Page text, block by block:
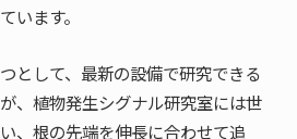
います。
として、最新の設備で研究できる
、植物発生シグナル研究室には世
、根の先端を伸長に合わせて追